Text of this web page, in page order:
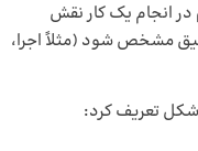
در انجام یک کار نقش
مشخص شود (مثلاً اجرا،
شکل تعریف کرد: